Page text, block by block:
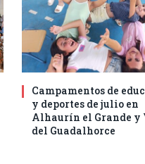
Campamentos de
y deportes de julio en
Alhaurín el Grande
del Guadalhorce